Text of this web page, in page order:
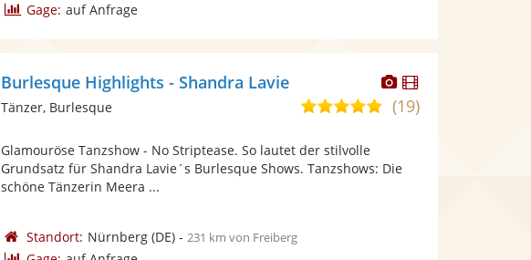
Gage: auf Anfrage
Dieser
Künstler
stellt
Dieser
Künstler
Burlesque Highlights - Shandra Lavie
5,0
Sternen
(19)
Tänzer, Burlesque
Glamouröse Tanzshow - No Striptease. So lautet der stilvolle
Grundsatz für Shandra Lavie´s Burlesque Shows. Tanzshows: Die
schöne Tänzerin Meera ...
Standort: Nürnberg(DE)- 231 km von Freiberg